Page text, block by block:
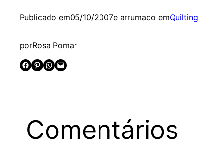
Publicado em05/10/2007e arrumado emQuilting
porRosa Pomar
Share on Facebook
Share on Pinterest Share on WhatsApp Email this Page
Comentários